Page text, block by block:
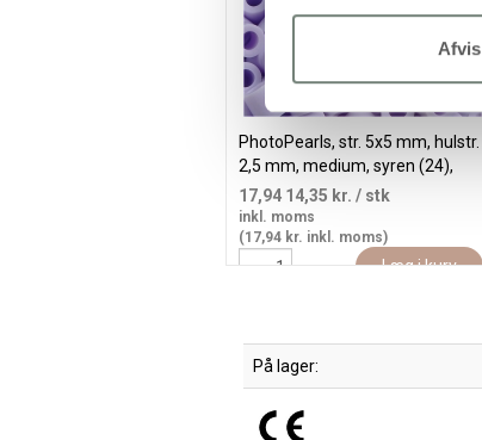
Afvis
PhotoPearls, str. 5x5 mm, hulstr.
2,5 mm, medium, syren (24),
1100 stk./ 1 pk.
17,94 14,35 kr. / stk
inkl. moms
(17,94 kr. inkl. moms)
Læg i kurv
På lager: